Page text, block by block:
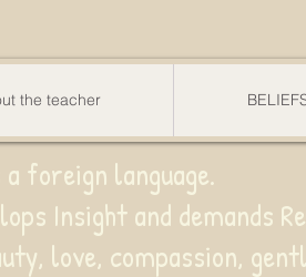
the teacher
foreign language.
Insight and demands
compassion,